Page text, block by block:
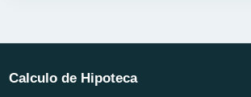
Calculo de Hipoteca